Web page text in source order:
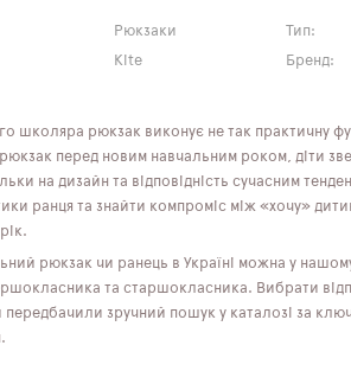
Рюкзаки
Kite
Тип:
Бренд:
школяра рюкзак виконує не так практичну
перед новим навчальним роком, діти
на дизайн та відповідність сучасним
ранця та знайти компроміс між «хочу»
рюкзак чи ранець в Україні можна у
та старшокласника. Вибрати
передбачили зручний пошук у каталозі за